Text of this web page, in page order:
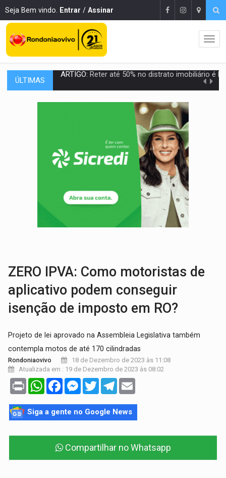
Seja Bem vindo. Entrar / Assinar
ÚLTIMAS Veja as mais de 200 ações de Marcos
EXPANSÃO:Grupo Nova Era amplia presença em PVH e transforma Aramix
PCC amplia presença internacional e transforma Brasil em
CONEXÃO RONDONIAOVIVO:Museólogo Antônio Ocampo conduz a história de
EXTENSÃO DE DANOS: Ferroviários pedem ao Iphan recuperação de área
VARIANDO O CARDÁPIO:Veja essa receita de carne assada para o
PREJUÍZO AOS ESTUDANTES: Greve dos professores em PVH é
POSSESSÃO DE DEBORAH LOGAN: Terror mistura mistério e filmagens
ZERO IPVA: Como motoristas de
aplicativo podem conseguir
isenção de imposto em RO?
Projeto de lei aprovado na Assembleia Legislativa também
contempla motos de até 170 cilindradas
Rondoniaovivo
18 de Dezembro de 2023 às 11:08
Atualizada em : 19 de Dezembro de 2023 às 08:02
Print WhatsAppFacebookMessenger
TwitterTelegram
Siga a gente no Google News
Compartilhar no Whatsapp